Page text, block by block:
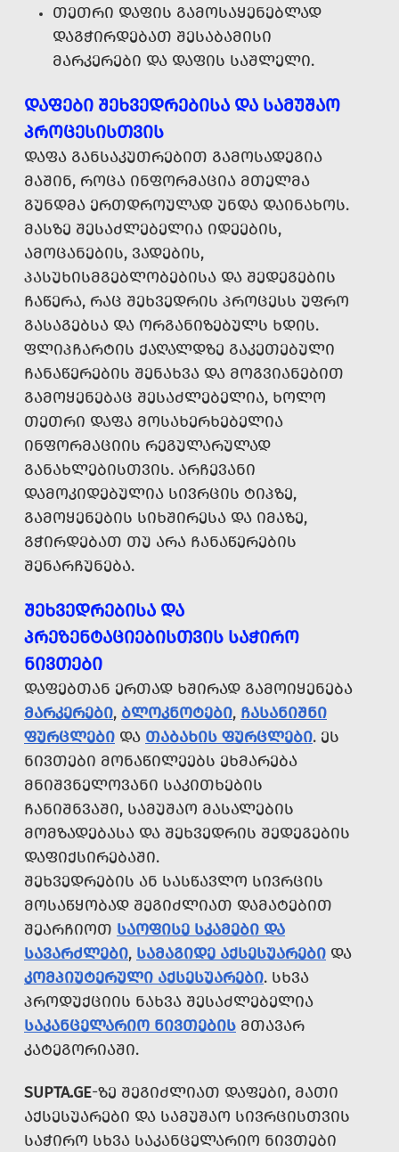
ᲗᲔᲗᲠᲘ ᲓᲐᲤᲘᲡ ᲒᲐᲛᲝᲡᲐᲧᲔᲜᲔᲑᲚᲐᲓ
ᲓᲐᲒᲭᲘᲠᲓᲔᲑᲐᲗ ᲨᲔᲡᲐᲑᲐᲛᲘᲡᲘ
ᲛᲐᲠᲙᲔᲠᲔᲑᲘ ᲓᲐ ᲓᲐᲤᲘᲡ ᲡᲐᲨᲚᲔᲚᲘ.
ᲓᲐᲤᲔᲑᲘ ᲨᲔᲮᲕᲔᲓᲠᲔᲑᲘᲡᲐ ᲓᲐ ᲡᲐᲛᲣᲨᲐᲝ
ᲞᲠᲝᲪᲔᲡᲘᲡᲗᲕᲘᲡ
ᲓᲐᲤᲐ ᲒᲐᲜᲡᲐᲙᲣᲗᲠᲔᲑᲘᲗ ᲒᲐᲛᲝᲡᲐᲓᲔᲒᲘᲐ
ᲛᲐᲨᲘᲜ, ᲠᲝᲪᲐ ᲘᲜᲤᲝᲠᲛᲐᲪᲘᲐ ᲛᲗᲔᲚᲛᲐ
ᲒᲣᲜᲓᲛᲐ ᲔᲠᲗᲓᲠᲝᲣᲚᲐᲓ ᲣᲜᲓᲐ ᲓᲐᲘᲜᲐᲮᲝᲡ.
ᲛᲐᲡᲖᲔ ᲨᲔᲡᲐᲫᲚᲔᲑᲔᲚᲘᲐ ᲘᲓᲔᲔᲑᲘᲡ,
ᲐᲛᲝᲪᲐᲜᲔᲑᲘᲡ, ᲕᲐᲓᲔᲑᲘᲡ,
ᲞᲐᲡᲣᲮᲘᲡᲛᲒᲔᲑᲚᲝᲑᲔᲑᲘᲡᲐ ᲓᲐ ᲨᲔᲓᲔᲒᲔᲑᲘᲡ
ᲩᲐᲬᲔᲠᲐ, ᲠᲐᲪ ᲨᲔᲮᲕᲔᲓᲠᲘᲡ ᲞᲠᲝᲪᲔᲡᲡ ᲣᲤᲠᲝ
ᲒᲐᲡᲐᲒᲔᲑᲡᲐ ᲓᲐ ᲝᲠᲒᲐᲜᲘᲖᲔᲑᲣᲚᲡ ᲮᲓᲘᲡ.
ᲤᲚᲘᲞᲩᲐᲠᲢᲘᲡ ᲥᲐᲦᲐᲚᲓᲖᲔ ᲒᲐᲙᲔᲗᲔᲑᲣᲚᲘ
ᲩᲐᲜᲐᲬᲔᲠᲔᲑᲘᲡ ᲨᲔᲜᲐᲮᲕᲐ ᲓᲐ ᲛᲝᲒᲕᲘᲐᲜᲔᲑᲘᲗ
ᲒᲐᲛᲝᲧᲔᲜᲔᲑᲐᲪ ᲨᲔᲡᲐᲫᲚᲔᲑᲔᲚᲘᲐ, ᲮᲝᲚᲝ
ᲗᲔᲗᲠᲘ ᲓᲐᲤᲐ ᲛᲝᲡᲐᲮᲔᲠᲮᲔᲑᲔᲚᲘᲐ
ᲘᲜᲤᲝᲠᲛᲐᲪᲘᲘᲡ ᲠᲔᲒᲣᲚᲐᲠᲣᲚᲐᲓ
ᲒᲐᲜᲐᲮᲚᲔᲑᲘᲡᲗᲕᲘᲡ. ᲐᲠᲩᲔᲕᲐᲜᲘ
ᲓᲐᲛᲝᲙᲘᲓᲔᲑᲣᲚᲘᲐ ᲡᲘᲕᲠᲪᲘᲡ ᲢᲘᲞᲖᲔ,
ᲒᲐᲛᲝᲧᲔᲜᲔᲑᲘᲡ ᲡᲘᲮᲨᲘᲠᲔᲡᲐ ᲓᲐ ᲘᲛᲐᲖᲔ,
ᲒᲭᲘᲠᲓᲔᲑᲐᲗ ᲗᲣ ᲐᲠᲐ ᲩᲐᲜᲐᲬᲔᲠᲔᲑᲘᲡ
ᲨᲔᲜᲐᲠᲩᲣᲜᲔᲑᲐ.
ᲨᲔᲮᲕᲔᲓᲠᲔᲑᲘᲡᲐ ᲓᲐ
ᲞᲠᲔᲖᲔᲜᲢᲐᲪᲘᲔᲑᲘᲡᲗᲕᲘᲡ ᲡᲐᲭᲘᲠᲝ
ᲜᲘᲕᲗᲔᲑᲘ
ᲓᲐᲤᲔᲑᲗᲐᲜ ᲔᲠᲗᲐᲓ ᲮᲨᲘᲠᲐᲓ ᲒᲐᲛᲝᲘᲧᲔᲜᲔᲑᲐ
ᲛᲐᲠᲙᲔᲠᲔᲑᲘ, ᲑᲚᲝᲙᲜᲝᲢᲔᲑᲘ, ᲩᲐᲡᲐᲜᲘᲨᲜᲘ
ᲤᲣᲠᲪᲚᲔᲑᲘ ᲓᲐ ᲗᲐᲑᲐᲮᲘᲡ ᲤᲣᲠᲪᲚᲔᲑᲘ. ᲔᲡ
ᲜᲘᲕᲗᲔᲑᲘ ᲛᲝᲜᲐᲬᲘᲚᲔᲔᲑᲡ ᲔᲮᲛᲐᲠᲔᲑᲐ
ᲛᲜᲘᲨᲕᲜᲔᲚᲝᲕᲐᲜᲘ ᲡᲐᲙᲘᲗᲮᲔᲑᲘᲡ
ᲩᲐᲜᲘᲨᲜᲕᲐᲨᲘ, ᲡᲐᲛᲣᲨᲐᲝ ᲛᲐᲡᲐᲚᲔᲑᲘᲡ
ᲛᲝᲛᲖᲐᲓᲔᲑᲐᲡᲐ ᲓᲐ ᲨᲔᲮᲕᲔᲓᲠᲘᲡ ᲨᲔᲓᲔᲒᲔᲑᲘᲡ
ᲓᲐᲤᲘᲥᲡᲘᲠᲔᲑᲐᲨᲘ.
ᲨᲔᲮᲕᲔᲓᲠᲔᲑᲘᲡ ᲐᲜ ᲡᲐᲡᲬᲐᲕᲚᲝ ᲡᲘᲕᲠᲪᲘᲡ
ᲛᲝᲡᲐᲬᲧᲝᲑᲐᲓ ᲨᲔᲒᲘᲫᲚᲘᲐᲗ ᲓᲐᲛᲐᲢᲔᲑᲘᲗ
ᲨᲔᲐᲠᲩᲘᲝᲗ ᲡᲐᲝᲤᲘᲡᲔ ᲡᲙᲐᲛᲔᲑᲘ ᲓᲐ
ᲡᲐᲕᲐᲠᲫᲚᲔᲑᲘ, ᲡᲐᲛᲐᲒᲘᲓᲔ ᲐᲥᲡᲔᲡᲣᲐᲠᲔᲑᲘ ᲓᲐ
ᲙᲝᲛᲞᲘᲣᲢᲔᲠᲣᲚᲘ ᲐᲥᲡᲔᲡᲣᲐᲠᲔᲑᲘ. ᲡᲮᲕᲐ
ᲞᲠᲝᲓᲣᲥᲪᲘᲘᲡ ᲜᲐᲮᲕᲐ ᲨᲔᲡᲐᲫᲚᲔᲑᲔᲚᲘᲐ
ᲡᲐᲙᲐᲜᲪᲔᲚᲐᲠᲘᲝ ᲜᲘᲕᲗᲔᲑᲘᲡ ᲛᲗᲐᲕᲐᲠ
ᲙᲐᲢᲔᲒᲝᲠᲘᲐᲨᲘ.
SUPTA.GE-ᲖᲔ ᲨᲔᲒᲘᲫᲚᲘᲐᲗ ᲓᲐᲤᲔᲑᲘ, ᲛᲐᲗᲘ
ᲐᲥᲡᲔᲡᲣᲐᲠᲔᲑᲘ ᲓᲐ ᲡᲐᲛᲣᲨᲐᲝ ᲡᲘᲕᲠᲪᲘᲡᲗᲕᲘᲡ
ᲡᲐᲭᲘᲠᲝ ᲡᲮᲕᲐ ᲡᲐᲙᲐᲜᲪᲔᲚᲐᲠᲘᲝ ᲜᲘᲕᲗᲔᲑᲘ